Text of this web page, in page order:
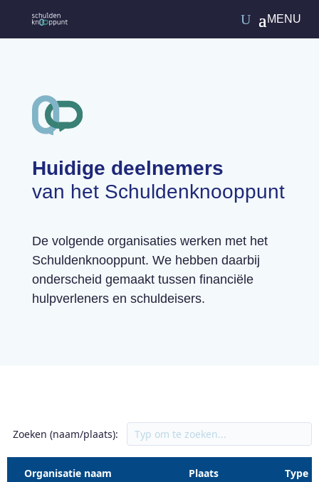
Huidige deelnemers
van het Schuldenknooppunt
De volgende organisaties werken met het
Schuldenknooppunt. We hebben daarbij
onderscheid gemaakt tussen financiële
hulpverleners en schuldeisers.
Zoeken (naam/plaats):
Organisatie naam Plaats Type